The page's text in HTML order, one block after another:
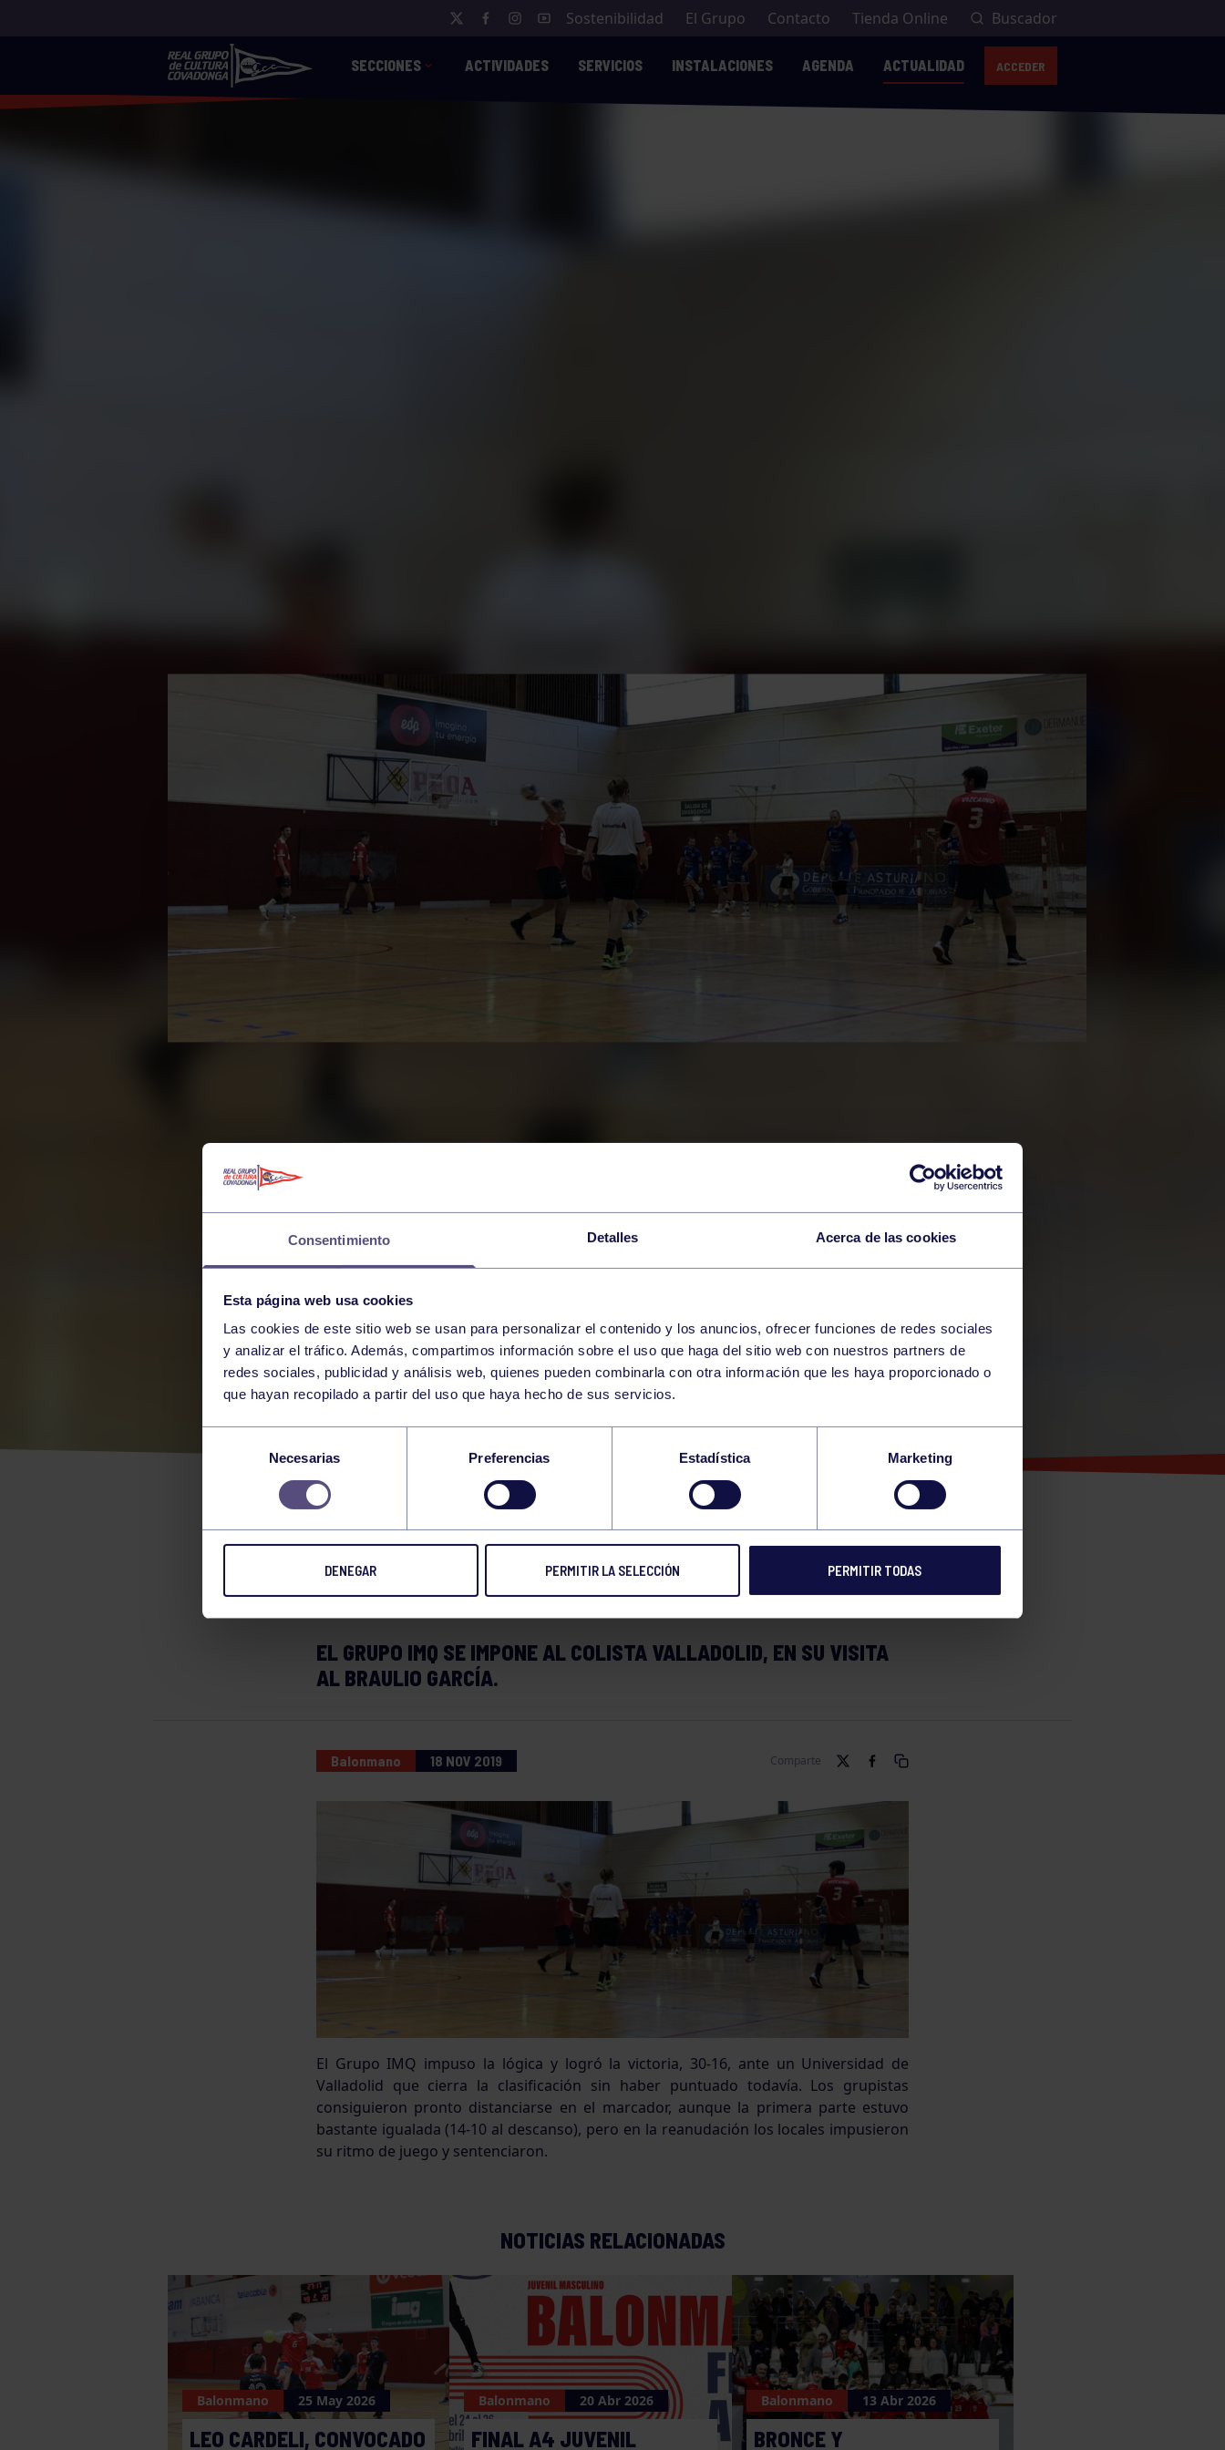
Consentimiento Detalles Acerca de las cookies
Esta página web usa cookies
Las cookies de este sitio web se usan para personalizar el contenido y los anuncios, ofrecer funciones de redes sociales
y analizar el tráfico. Además, compartimos información sobre el uso que haga del sitio web con nuestros partners de
redes sociales, publicidad y análisis web, quienes pueden combinarla con otra información que les haya proporcionado o
que hayan recopilado a partir del uso que haya hecho de sus servicios.
consentimiento
Necesarias Preferencias Estadística Marketing
DENEGAR PERMITIR LA SELECCIÓN PERMITIR TODAS
Sostenibilidad El Grupo Contacto Tienda Online Buscador
SECCIONES ACTIVIDADES SERVICIOS INSTALACIONES AGENDA ACTUALIDAD ACCEDER
SÓLIDA VICTORIA DEL GRUPO
IMQ FRENTE AL VALLADOLID
EN BALONMANO, POR 30-16
EL GRUPO IMQ SE IMPONE AL COLISTA VALLADOLID, EN SU VISITA
AL BRAULIO GARCÍA.
Balonmano 18 NOV 2019 Comparte
El Grupo IMQ impuso la lógica y logró la victoria, 30-16, ante un Universidad de
Valladolid que cierra la clasificación sin haber puntuado todavía. Los grupistas
consiguieron pronto distanciarse en el marcador, aunque la primera parte estuvo
bastante igualada (14-10 al descanso), pero en la reanudación los locales impusieron
su ritmo de juego y sentenciaron.
NOTICIAS RELACIONADAS
Balonmano 25 May 2026
LEO CARDELI, CONVOCADO
Balonmano 20 Abr 2026
FINAL A4 JUVENIL
Balonmano 13 Abr 2026
BRONCE Y